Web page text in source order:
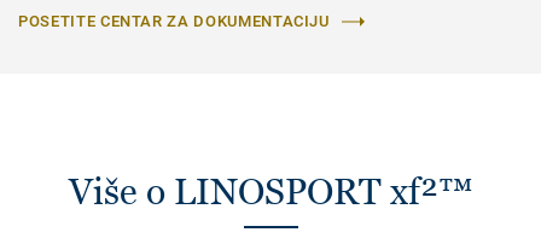
POSETITE CENTAR ZA DOKUMENTACIJU
Više o LINOSPORT xf²™